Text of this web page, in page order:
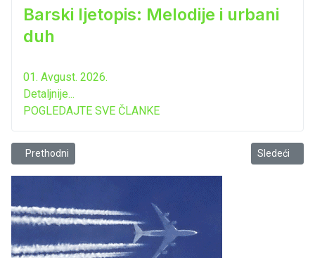
Barski ljetopis: Melodije i urbani
duh
01. Avgust. 2026.
Detaljnije...
POGLEDAJTE SVE ČLANKE
Prethodni članak: Promovisan novi broj „Glasa Mrkojevića“
Prethodni Sledeći
Sledeći